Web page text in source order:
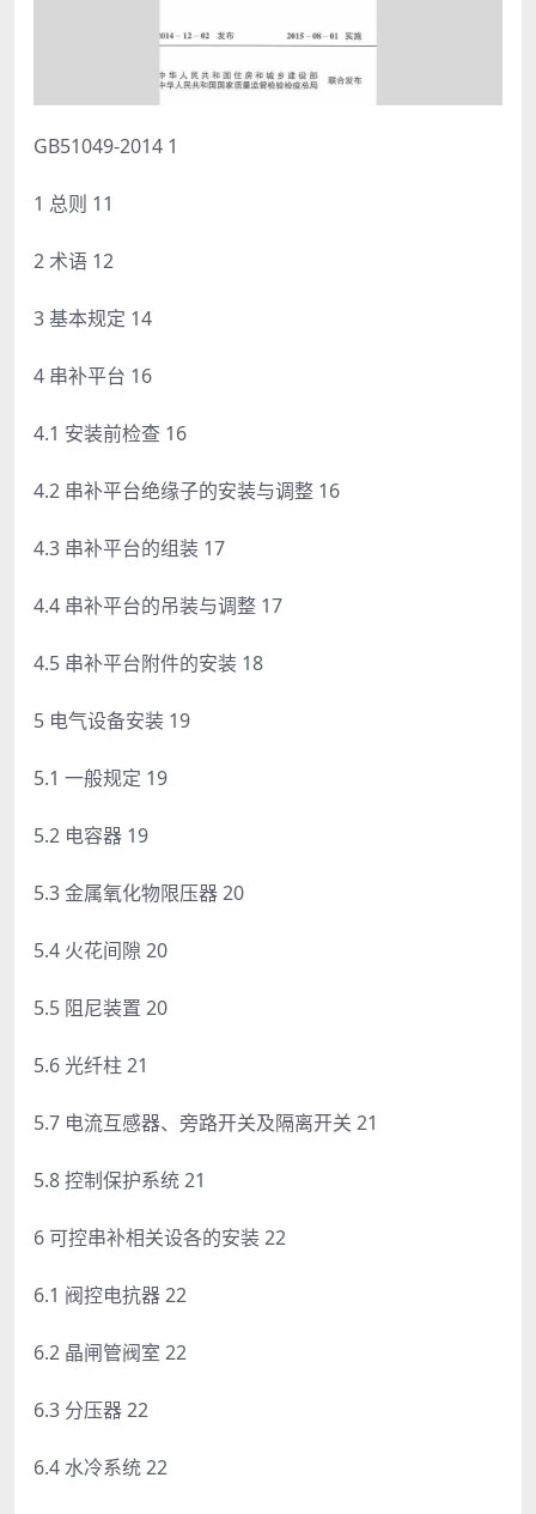
GB51049-2014 1
1 总则 11
2 术语 12
3 基本规定 14
4 串补平台 16
4.1 安装前检查 16
4.2 串补平台绝缘子的安装与调整 16
4.3 串补平台的组装 17
4.4 串补平台的吊装与调整 17
4.5 串补平台附件的安装 18
5 电气设备安装 19
5.1 一般规定 19
5.2 电容器 19
5.3 金属氧化物限压器 20
5.4 火花间隙 20
5.5 阻尼装置 20
5.6 光纤柱 21
5.7 电流互感器、旁路开关及隔离开关 21
5.8 控制保护系统 21
6 可控串补相关设各的安装 22
6.1 阀控电抗器 22
6.2 晶闸管阀室 22
6.3 分压器 22
6.4 水冷系统 22